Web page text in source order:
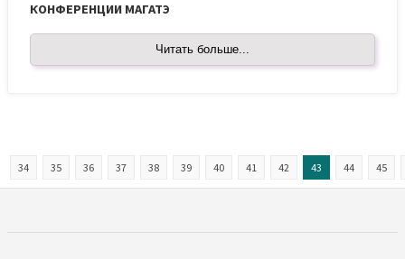
КОНФЕРЕНЦИИ МАГАТЭ
Читать больше...
34 35 36 37 38 39 40 41 42 43 44 45